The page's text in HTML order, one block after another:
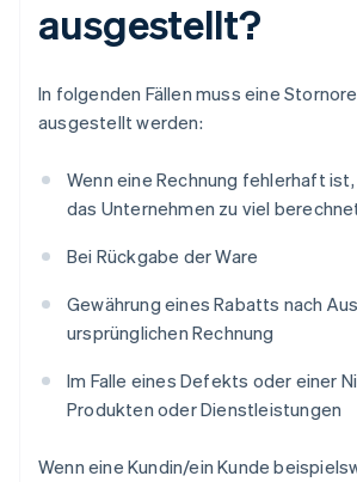
ausgestellt?
In folgenden Fällen muss eine
ausgestellt werden:
Wenn eine Rechnung fehlerhaft ist,
das Unternehmen zu viel
Bei Rückgabe der Ware
Gewährung eines Rabatts nach
ursprünglichen Rechnung
Im Falle eines Defekts oder einer
Produkten oder Dienstleistungen
Wenn eine Kundin/ein Kunde